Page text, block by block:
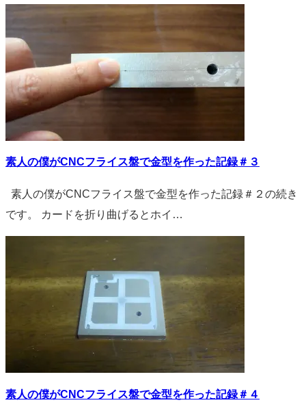
素人の僕がCNCフライス盤で金型を作った記録＃３
素人の僕がCNCフライス盤で金型を作った記録＃２の続き
です。 カードを折り曲げるとホイ…
素人の僕がCNCフライス盤で金型を作った記録＃４